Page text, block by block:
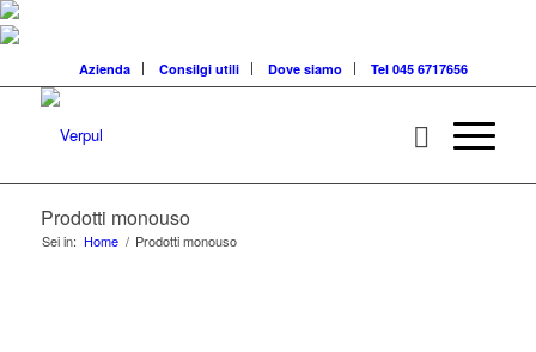
Azienda Consilgi utili Dove siamo Tel 045 6717656
Prodotti monouso
Sei in: Home / Prodotti monouso